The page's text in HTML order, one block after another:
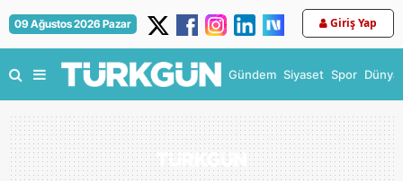
09 Ağustos 2026 Pazar Giriş Yap
Gündem Siyaset Spor Dünya